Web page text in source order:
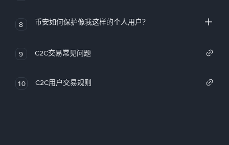
8 币安如何保护像我这样的个人用户？
9 C2C交易常见问题
10 C2C用户交易规则